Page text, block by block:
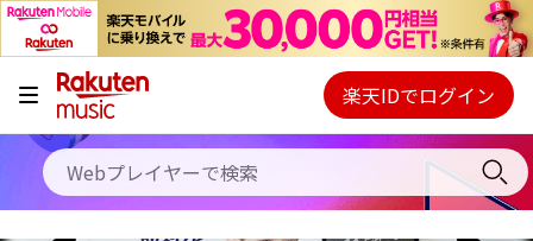
キャンペーン
料金プラン
使い方
Webプレイヤー
ご契約内容の確認・変更
楽天IDでログイン